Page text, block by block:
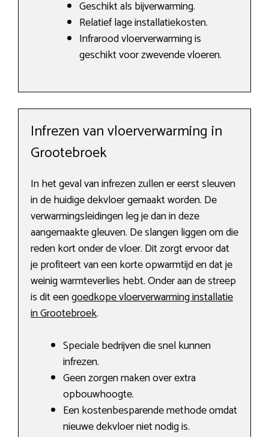
Geschikt als bijverwarming.
Relatief lage installatiekosten.
Infrarood vloerverwarming is
geschikt voor zwevende vloeren.
Infrezen van vloerverwarming in
Grootebroek
In het geval van infrezen zullen er eerst sleuven
in de huidige dekvloer gemaakt worden. De
verwarmingsleidingen leg je dan in deze
aangemaakte gleuven. De slangen liggen om die
reden kort onder de vloer. Dit zorgt ervoor dat
je profiteert van een korte opwarmtijd en dat je
weinig warmteverlies hebt. Onder aan de streep
is dit eengoedkope vloerverwarming installatie
in Grootebroek.
Speciale bedrijven die snel kunnen
infrezen.
Geen zorgen maken over extra
opbouwhoogte.
Een kostenbesparende methode omdat
nieuwe dekvloer niet nodig is.